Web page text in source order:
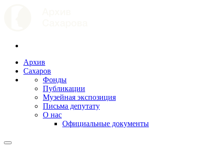
Архив
Сахаров
Фонды
Публикации
Музейная экспозиция
Письма депутату
О нас
Официальные документы